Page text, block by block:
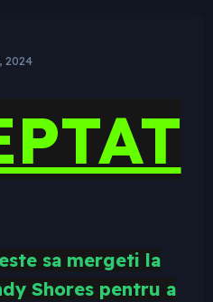
2024
sa mergeti la
Shores pentru a